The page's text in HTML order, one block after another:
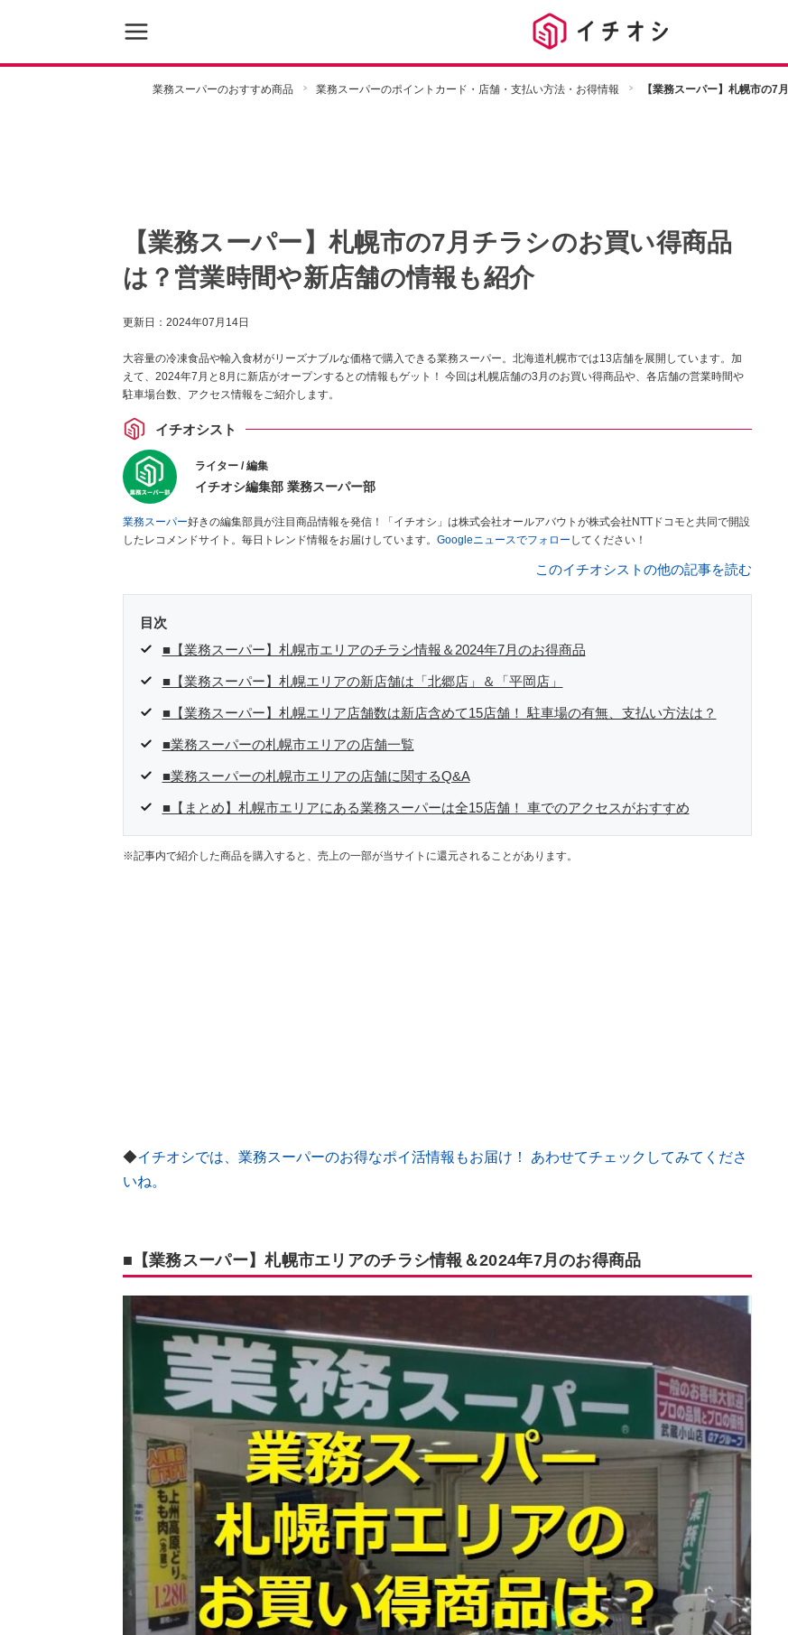
業務スーパーのおすすめ商品 業務スーパーのポイントカード・店舗・支払い方法・お得情報 【業務スーパー】札幌市の7
【業務スーパー】札幌市の7月チラシのお買い得商品
は？営業時間や新店舗の情報も紹介
更新日： 2024年07月14日
大容量の冷凍食品や輸入食材がリーズナブルな価格で購入できる業務スーパー。北海道札幌市では13店舗を展開しています。加
えて、2024年7月と8月に新店がオープンするとの情報もゲット！ 今回は札幌店舗の3月のお買い得商品や、各店舗の営業時間や
駐車場台数、アクセス情報をご紹介します。
イチオシスト
ライター / 編集
イチオシ編集部 業務スーパー部
業務スーパー好きの編集部員が注目商品情報を発信！「イチオシ」は株式会社オールアバウトが株式会社NTTドコモと共同で開設
したレコメンドサイト。毎日トレンド情報をお届けしています。 Googleニュースでフォロー してください！
このイチオシストの他の記事を読む
目次
■【業務スーパー】札幌市エリアのチラシ情報＆2024年7月のお得商品
■【業務スーパー】札幌エリアの新店舗は「北郷店」＆「平岡店」
■【業務スーパー】札幌エリア店舗数は新店含めて15店舗！ 駐車場の有無、支払い方法は？
■業務スーパーの札幌市エリアの店舗一覧
■業務スーパーの札幌市エリアの店舗に関するQ&A
■【まとめ】札幌市エリアにある業務スーパーは全15店舗！ 車でのアクセスがおすすめ
※記事内で紹介した商品を購入すると、売上の一部が当サイトに還元されることがあります。
◆イチオシでは、業務スーパーのお得なポイ活情報もお届け！ あわせてチェックしてみてくださ
いね。
■【業務スーパー】札幌市エリアのチラシ情報＆2024年7月のお得商品